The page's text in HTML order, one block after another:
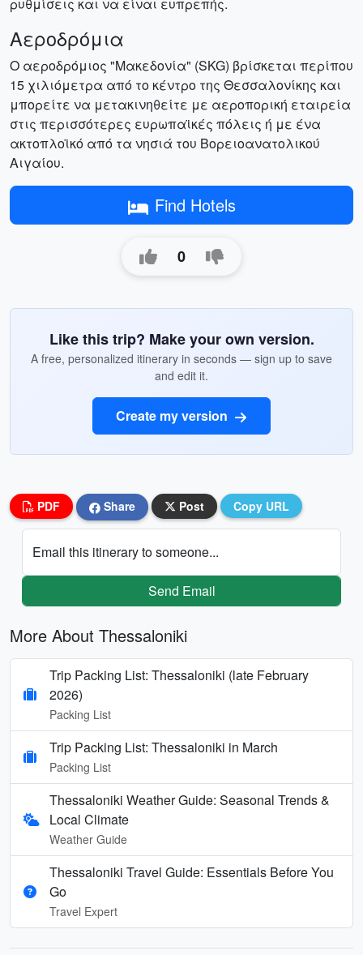
Αεροδρόμια
Ο αεροδρόμιος "Μακεδονία" (SKG) βρίσκεται περίπου
15 χιλιόμετρα από το κέντρο της Θεσσαλονίκης και
μπορείτε να μετακινηθείτε με αεροπορική εταιρεία
στις περισσότερες ευρωπαϊκές πόλεις ή με ένα
ακτοπλοϊκό από τα νησιά του Βορειοανατολικού
Αιγαίου.
Find Hotels
0
Like this trip? Make your own version.
A free, personalized itinerary in seconds — sign up to save
and edit it.
Create my version
PDF Share Post Copy URL
Email this itinerary to someone...
Send Email
More About Thessaloniki
Trip Packing List: Thessaloniki (late February
2026)
Packing List
Trip Packing List: Thessaloniki in March
Packing List
Thessaloniki Weather Guide: Seasonal Trends &
Local Climate
Weather Guide
Thessaloniki Travel Guide: Essentials Before You
Go
Travel Expert